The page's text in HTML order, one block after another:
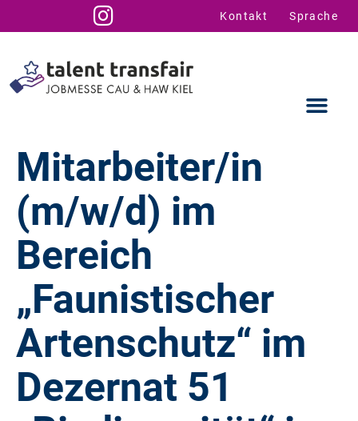
Kontakt Sprache
Mitarbeiter/in
(m/w/d) im
Bereich
„Faunistischer
Artenschutz“ im
Dezernat 51